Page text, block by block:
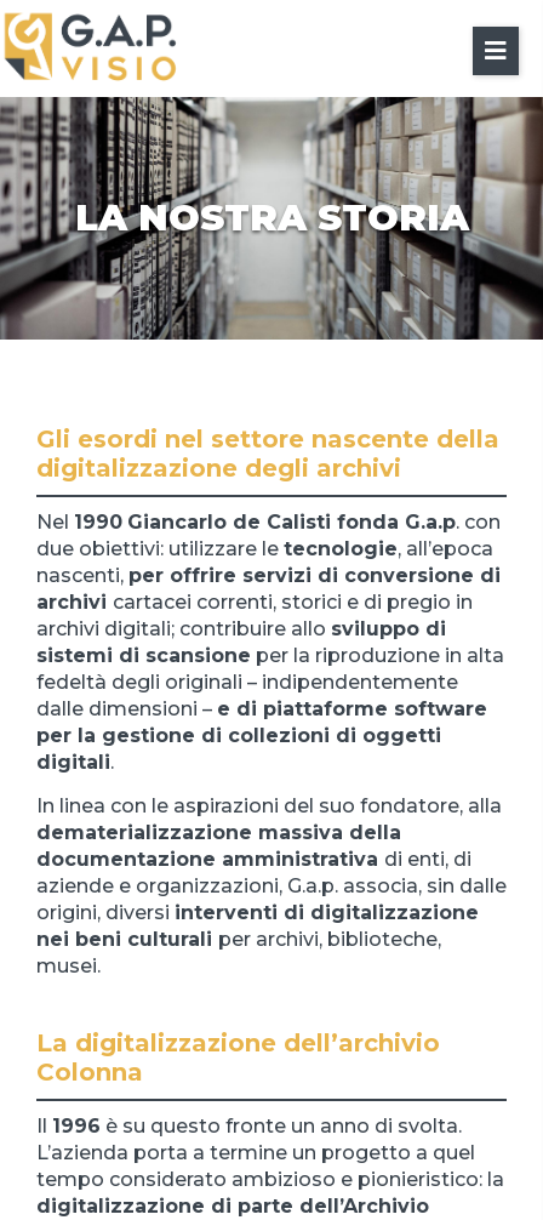
LA NOSTRA STORIA
Gli esordi nel settore nascente della
digitalizzazione degli archivi
Nel 1990 Giancarlo de Calisti fonda G.a.p. con
due obiettivi: utilizzare le tecnologie, all’epoca
nascenti, per offrire servizi di conversione di
archivi cartacei correnti, storici e di pregio in
archivi digitali; contribuire allo sviluppo di
sistemi di scansione per la riproduzione in alta
fedeltà degli originali – indipendentemente
dalle dimensioni – e di piattaforme software
per la gestione di collezioni di oggetti
digitali.
In linea con le aspirazioni del suo fondatore, alla
dematerializzazione massiva della
documentazione amministrativa di enti, di
aziende e organizzazioni, G.a.p. associa, sin dalle
origini, diversi interventi di digitalizzazione
nei beni culturali per archivi, biblioteche,
musei.
La digitalizzazione dell’archivio
Colonna
1996 è su questo fronte un anno di svolta.
L’azienda porta a termine un progetto a quel
tempo considerato ambizioso e pionieristico: la
digitalizzazione di parte dell’Archivio